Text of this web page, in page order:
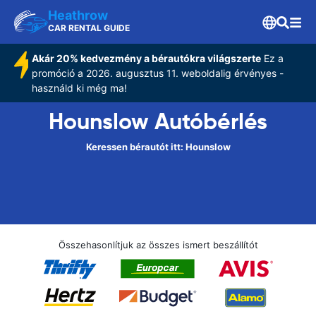
Heathrow
CAR RENTAL GUIDE
Akár 20% kedvezmény a bérautókra világszerteEz a
promóció a 2026. augusztus 11. weboldalig érvényes -
használd ki még ma!
Hounslow Autóbérlés
Keressen bérautót itt: Hounslow
Összehasonlítjuk az összes ismert beszállítót